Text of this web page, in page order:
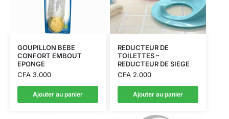
GOUPILLON BEBE
CONFORT EMBOUT
EPONGE
CFA3.000
Ajouter au panier
REDUCTEUR DE
TOILETTES –
REDUCTEUR DE SIEGE
CFA2.000
Ajouter au panier